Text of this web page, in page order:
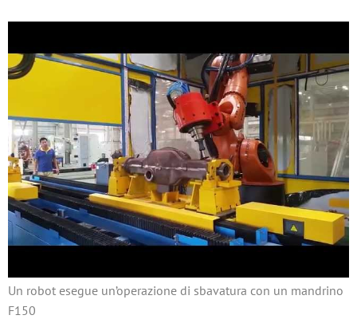
Un robot esegue un’operazione di sbavatura con un mandrino
F150